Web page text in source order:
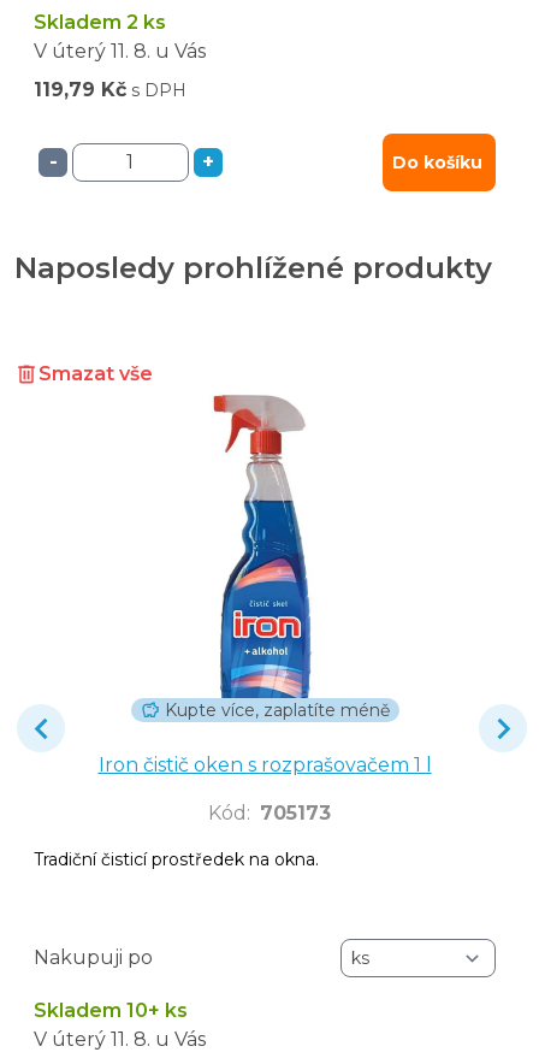
Skladem 2 ks
V úterý 11. 8. u Vás
119,79 Kč s DPH
- + Do košíku
Naposledy prohlížené produkty
Smazat vše
Kupte více, zaplatíte méně
Iron čistič oken s rozprašovačem 1 l
Kód : 705173
Tradiční čisticí prostředek na okna.
Nakupuji po
Skladem 10+ ks
V úterý 11. 8. u Vás